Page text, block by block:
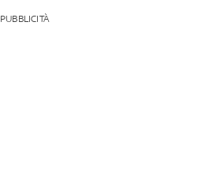
PUBBLICITÀ